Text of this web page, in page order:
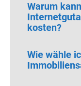
Warum
kosten?
Wie wähle